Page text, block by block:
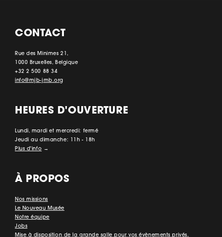
CONTACT
Rue des Minimes 21,
1000 Bruxelles, Belgique
+32 2 500 88 34
info@mjb-jmb.org
HEURES D'OUVERTURE
Lundi, mardi et mercredi: fermé
Jeudi au dimanche: 11h - 18h
Plus d'info →
À PROPOS
Nos missions
Le Nouveau Musée
Notre équipe
Jobs
Mise à disposition de la grande salle pour vos évènements privés.